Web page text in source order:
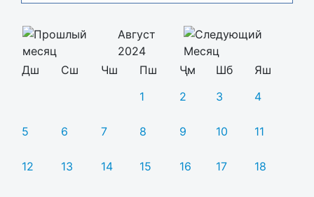
Август
2024
Дш
Сш Чш Пш Ҷм Шб
Яш
1
2 3 4
5 6 7 8 9 10 11
12 13 14 15 16 17 18